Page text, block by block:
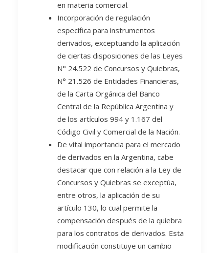
en materia comercial.
Incorporación de regulación
específica para instrumentos
derivados, exceptuando la aplicación
de ciertas disposiciones de las Leyes
N° 24.522 de Concursos y Quiebras,
N° 21.526 de Entidades Financieras,
de la Carta Orgánica del Banco
Central de la República Argentina y
de los artículos 994 y 1.167 del
Código Civil y Comercial de la Nación.
De vital importancia para el mercado
de derivados en la Argentina, cabe
destacar que con relación a la Ley de
Concursos y Quiebras se exceptúa,
entre otros, la aplicación de su
artículo 130, lo cual permite la
compensación después de la quiebra
para los contratos de derivados. Esta
modificación constituye un cambio